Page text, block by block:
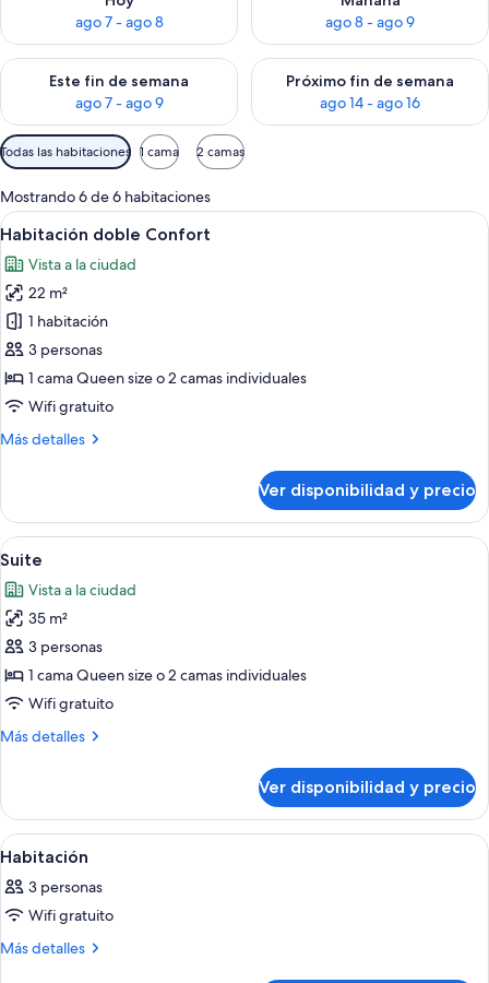
ago 7 - ago 8
ago 8 - ago 9
Este fin de semana
ago 7 - ago 9
Consulta la disponibilidad para este fin de semana ago 7 -
Próximo fin de semana
ago 14 - ago 16
Consulta la disponibilidad
Filtros
disponibles
para
las
habitaciones
Todas las habitaciones 1 cama 2 camas
Mostrando 6 de 6 habitaciones
Ver
todas
las
fotos
de
Habitación
doble
Confort
Caja de seguridad en la habitación y
1
Habitación doble Confort
Vista a la ciudad
22 m²
1 habitación
3 personas
1 cama Queen size o 2 camas individuales
Wifi gratuito
Más detalles
Más
doble
Confort
Ver disponibilidad y precio
Ver
todas
las
fotos
de
Suite
Habitación de hotel con cama,
4
Suite
Vista a la ciudad
35 m²
3 personas
1 cama Queen size o 2 camas individuales
Wifi gratuito
Más detalles
Más
Ver disponibilidad y precio
Ver
todas
las
fotos
de
Una habitación de hotel con un
5
Habitación
3 personas
Wifi gratuito
Más detalles
Más